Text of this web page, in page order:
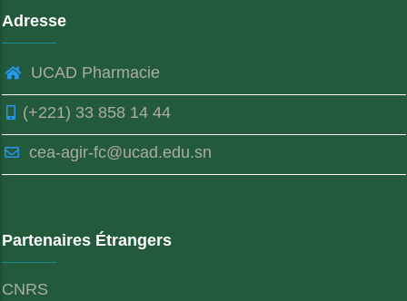
Adresse
UCAD Pharmacie
(+221) 33 858 14 44
cea-agir-fc@ucad.edu.sn
Partenaires Étrangers
CNRS